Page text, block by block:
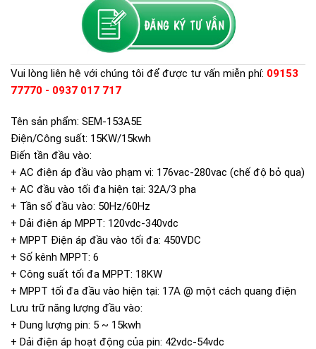
Vui lòng liên hệ với chúng tôi để được tư vấn miễn phí: 09153
77770 - 0937 017 717
Tên sản phẩm: SEM-153A5E
Điện/Công suất: 15KW/15kwh
Biến tần đầu vào:
+ AC điện áp đầu vào phạm vi: 176vac-280vac (chế độ bỏ qua)
+ AC đầu vào tối đa hiện tại: 32A/3 pha
+ Tần số đầu vào: 50Hz/60Hz
+ Dải điện áp MPPT: 120vdc-340vdc
+ MPPT Điện áp đầu vào tối đa: 450VDC
+ Số kênh MPPT: 6
+ Công suất tối đa MPPT: 18KW
+ MPPT tối đa đầu vào hiện tại: 17A @ một cách quang điện
Lưu trữ năng lượng đầu vào:
+ Dung lượng pin: 5 ~ 15kwh
+ Dải điện áp hoạt động của pin: 42vdc-54vdc